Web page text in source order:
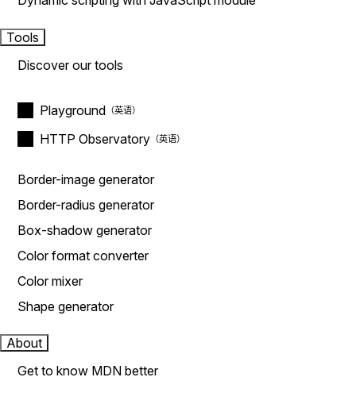
Tools
Discover our tools
Playground
HTTP Observatory
Border-image generator
Border-radius generator
Box-shadow generator
Color format converter
Color mixer
Shape generator
About
Get to know MDN better